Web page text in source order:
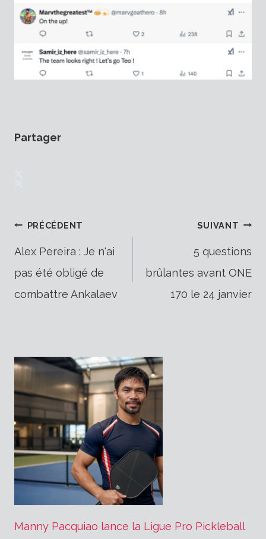
Partager
Navigation
de
l’article
PRÉCÉDENT
Alex Pereira : Je n'ai
pas été obligé de
combattre Ankalaev
SUIVANT
5 questions
brûlantes avant ONE
170 le 24 janvier
Manny Pacquiao lance la Ligue Pro Pickleball